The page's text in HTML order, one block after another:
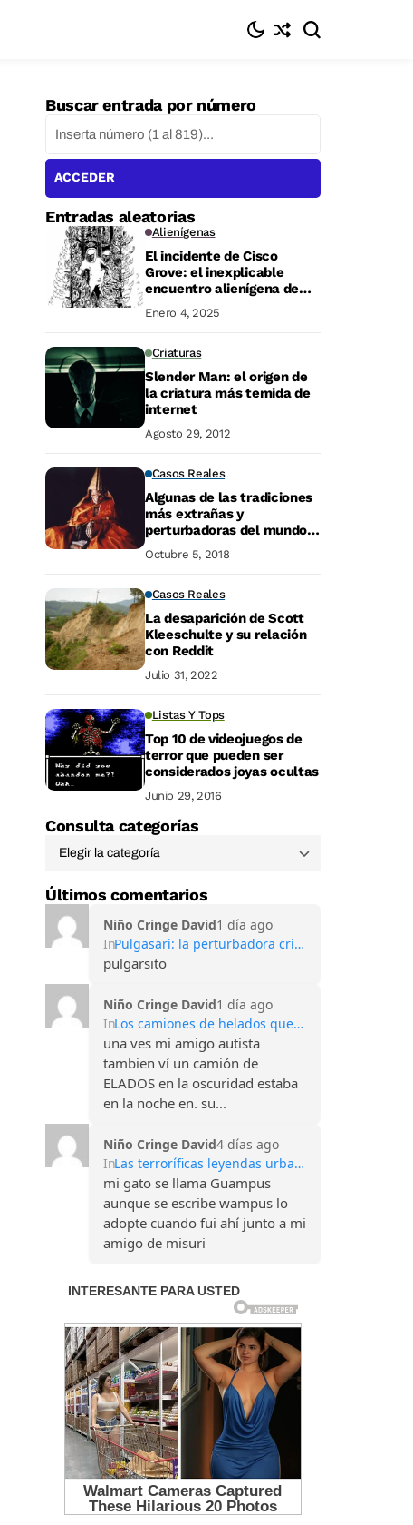
Buscar entrada por número
ACCEDER
Entradas aleatorias
Alienígenas
El incidente de Cisco
Grove: el inexplicable
encuentro alienígena de
1964
Enero 4, 2025
Criaturas
Slender Man: el origen de
la criatura más temida de
internet
Agosto 29, 2012
Casos Reales
Algunas de las tradiciones
más extrañas y
perturbadoras del mundo.
Parte 2
Octubre 5, 2018
Casos Reales
La desaparición de Scott
Kleeschulte y su relación
con Reddit
Julio 31, 2022
Listas Y Tops
Top 10 de videojuegos de
terror que pueden ser
considerados joyas ocultas
Junio 29, 2016
Consulta categorías
Últimos comentarios
Niño Cringe David1 día ago
In
Pulgasari: la perturbadora criatura creada por Corea del Norte para competir con Godzilla
pulgarsito
Niño Cringe David1 día ago
In
Los camiones de helados que aparecen a medianoche: la oscura leyenda de los niños desaparecidos
una ves mi amigo autista
tambien ví un camión de
ELADOS en la oscuridad estaba
en la noche en. su...
Niño Cringe David4 días ago
In
Las terroríficas leyendas urbanas de las Montañas Apalaches
mi gato se llama Guampus
aunque se escribe wampus lo
adopte cuando fui ahí junto a mi
amigo de misuri